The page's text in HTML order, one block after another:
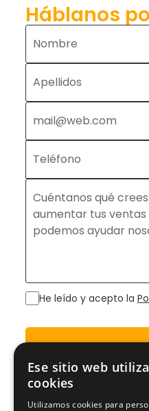
Háblanos
He leído y acepto la
Ese sitio web utiliza
cookies
Utilizamos cookies para